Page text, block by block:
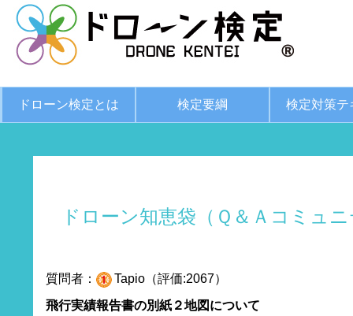
ドローン検定とは 検定要綱 検定対策テ
ドローン知恵袋（Ｑ＆Ａコミュ
質問者：
Tapio（評価:2067）
飛行実績報告書の別紙２地図について